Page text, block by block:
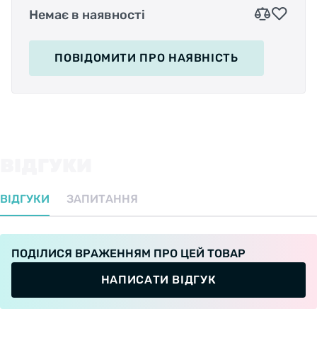
подтираний и сторонних звуков тормоза.
Немає в наявності
ПОВІДОМИТИ ПРО НАЯВНІСТЬ
ВІДГУКИ ЗАПИТАННЯ
ПОДІЛИСЯ ВРАЖЕННЯМ ПРО ЦЕЙ ТОВАР
НАПИСАТИ ВІДГУК